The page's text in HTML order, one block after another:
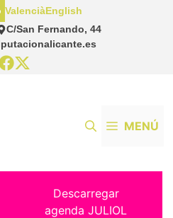
C/San Fernando, 44
ValenciàEnglish
MENÚ
Descarregar
agenda JULIOL